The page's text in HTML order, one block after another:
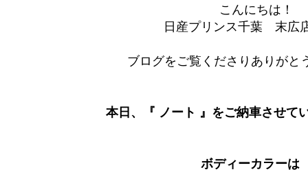
こんにちは！
日産プリンス千葉 末広
ブログをご覧くださりありがと
本日、『 ノート 』をご納車させて
ボディーカラー